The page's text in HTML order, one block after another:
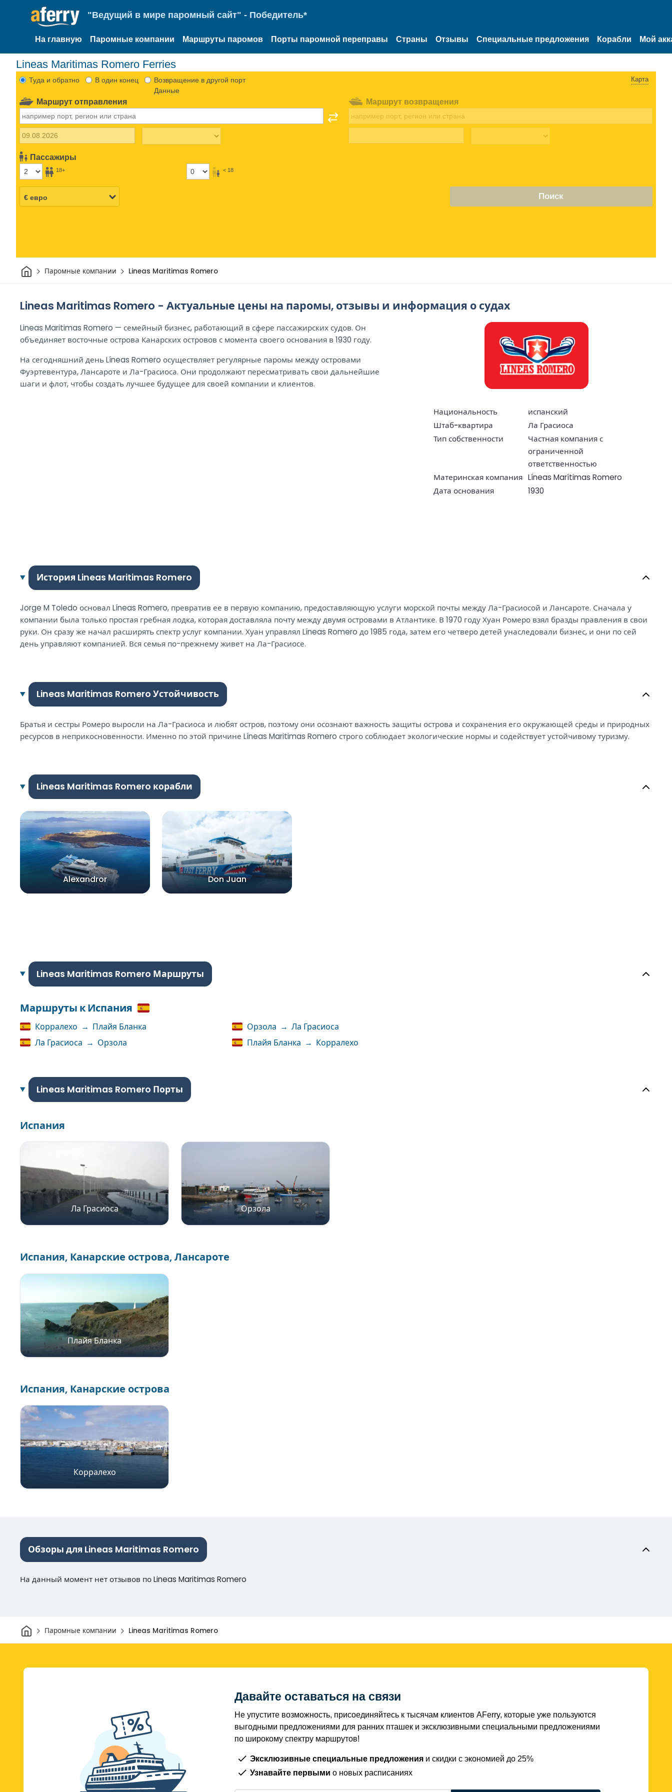
"Ведущий в мире паромный сайт" - Победитель*
На главную Паромные компании Маршруты паромов Порты паромной переправы Страны Отзывы Специальные предложения Корабли Мой
Lineas Maritimas Romero Ferries
Туда и обратно В один конец
Возвращение в другой порт
Данные
Карта
Маршрут отправления
Пассажиры
18+ < 18
Маршрут возвращения
Поиск
ДомПаромные компании Lineas Maritimas Romero
Lineas Maritimas Romero - Актуальные цены на паромы, отзывы и информация о судах
Lineas Maritimas Romero — семейный бизнес, работающий в сфере пассажирских судов. Он
объединяет восточные острова Канарских островов с момента своего основания в 1930 году.
На сегодняшний день Líneas Romero осуществляет регулярные паромы между островами
Фуэртевентура, Лансароте и Ла-Грасиоса. Они продолжают пересматривать свои дальнейшие
шаги и флот, чтобы создать лучшее будущее для своей компании и клиентов.
Национальность
испанский
Штаб-квартира
Ла Грасиоса
Тип собственности
Частная компания с
ограниченной
ответственностью
Материнская компания Líneas Marítimas Romero
Дата основания
1930
История Lineas Maritimas Romero
Jorge M Toledo основал Líneas Romero, превратив ее в первую компанию, предоставляющую услуги морской почты между Ла-Грасиосой и Лансароте. Сначала у
компании была только простая гребная лодка, которая доставляла почту между двумя островами в Атлантике. В 1970 году Хуан Ромеро взял бразды правления в свои
руки. Он сразу же начал расширять спектр услуг компании. Хуан управлял Líneas Romero до 1985 года, затем его четверо детей унаследовали бизнес, и они по сей
день управляют компанией. Вся семья по-прежнему живет на Ла-Грасиосе.
Lineas Maritimas Romero Устойчивость
Братья и сестры Ромеро выросли на Ла-Грасиоса и любят остров, поэтому они осознают важность защиты острова и сохранения его окружающей среды и природных
ресурсов в неприкосновенности. Именно по этой причине Líneas Maritimas Romero строго соблюдает экологические нормы и содействует устойчивому туризму.
Lineas Maritimas Romero корабли
Alexandror Don Juan
Lineas Maritimas Romero Маршруты
Маршруты к Испания
Корралехо → Плайя Бланка
Ла Грасиоса → Орзола
Орзола → Ла Грасиоса
Плайя Бланка → Корралехо
Lineas Maritimas Romero Порты
Испания
Ла Грасиоса Орзола
Испания, Канарские острова, Лансароте
Плайя Бланка
Испания, Канарские острова
Корралехо
Обзоры для Lineas Maritimas Romero
На данный момент нет отзывов по Lineas Maritimas Romero
ДомПаромные компании Lineas Maritimas Romero
Давайте оставаться на связи
Не упустите возможность, присоединяйтесь к тысячам клиентов AFerry, которые уже пользуются
выгодными предложениями для ранних пташек и эксклюзивными специальными предложениями
по широкому спектру маршрутов!
Эксклюзивные специальные предложения и скидки с экономией до 25%
Узнавайте первыми о новых расписаниях